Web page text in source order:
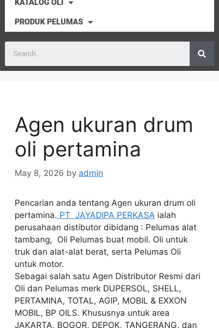
KATALOG OLI
PRODUK PELUMAS
Agen ukuran drum
oli pertamina
May 8, 2026 by admin
Pencarian anda tentang Agen ukuran drum oli
pertamina. PT JAYADIPA PERKASA ialah
perusahaan distibutor dibidang : Pelumas alat
tambang, Oli Pelumas buat mobil. Oli untuk
truk dan alat-alat berat, serta Pelumas Oli
untuk motor.
Sebagai salah satu Agen Distributor Resmi dari
Oli dan Pelumas merk DUPERSOL, SHELL,
PERTAMINA, TOTAL, AGIP, MOBIL & EXXON
MOBIL, BP OILS. Khususnya untuk area
JAKARTA, BOGOR, DEPOK, TANGERANG, dan